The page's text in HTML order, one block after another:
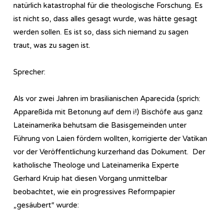
natürlich katastrophal für die theologische Forschung. Es
ist nicht so, dass alles gesagt wurde, was hätte gesagt
werden sollen. Es ist so, dass sich niemand zu sagen
traut, was zu sagen ist.
Sprecher:
Als vor zwei Jahren im brasilianischen Aparecida (sprich:
Appareßida mit Betonung auf dem i!) Bischöfe aus ganz
Lateinamerika behutsam die Basisgemeinden unter
Führung von Laien fördern wollten, korrigierte der Vatikan
vor der Veröffentlichung kurzerhand das Dokument. Der
katholische Theologe und Lateinamerika Experte
Gerhard Kruip hat diesen Vorgang unmittelbar
beobachtet, wie ein progressives Reformpapier
„gesäubert“ wurde: